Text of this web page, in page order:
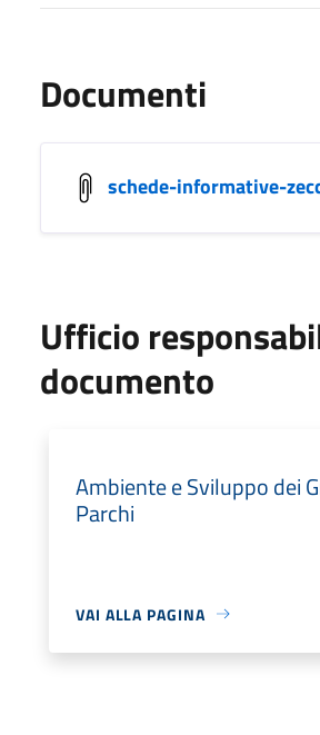
Documenti
schede-informative-
Ufficio
documento
Ambiente e Sviluppo dei
Parchi
VAI ALLA PAGINA